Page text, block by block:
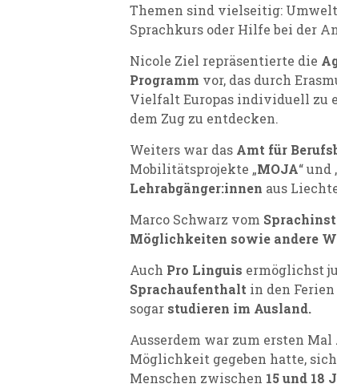
Themen sind vielseitig:
Sprachkurs oder Hilfe bei der
Nicole Ziel repräsentierte die
Programm vor, das durch
Vielfalt Europas individuell zu
dem Zug zu entdecken.
Weiters war das Amt für
Mobilitätsprojekte „MOJA“ und
Lehrabgänger:innen aus
Marco Schwarz vom
Möglichkeiten sowie andere
Auch Pro Linguis ermöglichst
Sprachaufenthalt in den
sogar studieren im Ausland.
Ausserdem war zum ersten Mal
Möglichkeit gegeben hatte,
Menschen zwischen 15 und 18